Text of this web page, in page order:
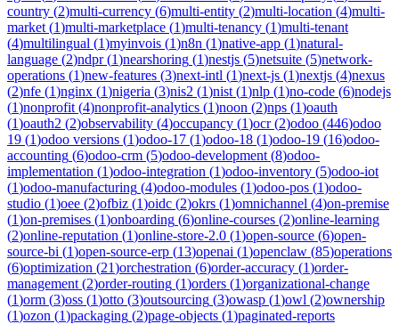
country (2)multi-currency (6)multi-entity (2)multi-location (4)multi-
market (1)multi-marketplace (1)multi-tenancy (1)multi-tenant
(4)multilingual (1)myinvois (1)n8n (1)native-app (1)natural-
language (2)ndpr(1)nearshoring (1)nestjs (5)netsuite (5)network-
operations (1)new-features (3)next-intl (1)next-js (1)nextjs (4)nexus
(2)nfe (1)nginx (1)nigeria (3)nis2 (1)nist (1)nlp (1)no-code (6)nodejs
(1)nonprofit (4)nonprofit-analytics (1)noon (2)nps (1)oauth
(1)oauth2 (2)observability (4)occupancy (1)ocr(2)odoo (446)odoo
19 (1)odoo versions (1)odoo-17 (1)odoo-18 (1)odoo-19 (16)odoo-
accounting (6)odoo-crm (5)odoo-development (8)odoo-
implementation (1)odoo-integration (1)odoo-inventory (5)odoo-iot
(1)odoo-manufacturing (4)odoo-modules (1)odoo-pos (1)odoo-
studio (1)oee (2)ofbiz (1)oidc (2)okrs (1)omnichannel (4)on-premise
(1)on-premises (1)onboarding (6)online-courses (2)online-learning
(2)online-reputation (1)online-store-2.0 (1)open-source (6)open-
source-bi (1)open-source-erp (13)openai (1)openclaw (85)operations
(6)optimization (21)orchestration (6)order-accuracy (1)order-
management (2)order-routing (1)orders (1)organizational-change
(1)orm (3)oss (1)otto (3)outsourcing (3)owasp (1)owl (2)ownership
(1)ozon (1)packaging (2)page-objects (1)paginated-reports